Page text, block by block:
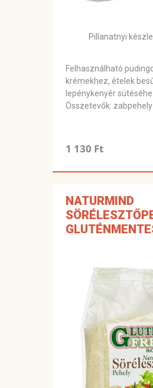
Pillanatnyi
Felhasználható
krémekhez, ételek
lepénykenyér
Összetevők:
1 130 Ft
NATURMIND